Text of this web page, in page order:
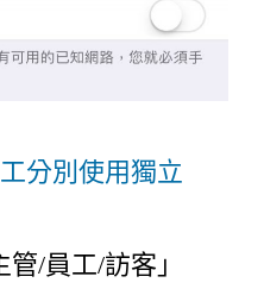
分別使用獨立
/員工/訪客」